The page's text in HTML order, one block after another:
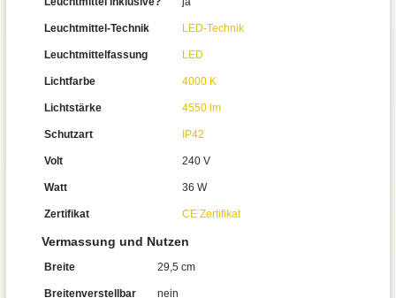
Leuchtmittel-Technik LED-Technik
Leuchtmittelfassung LED
Lichtfarbe 4000 K
Lichtstärke 4550 lm
Schutzart IP42
Volt 240 V
Watt 36 W
Zertifikat CE Zertifikat
Vermassung und Nutzen
Breite 29,5 cm
Breitenverstellbar nein